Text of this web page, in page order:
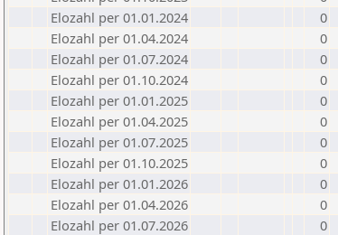
Elozahl per 01.01.2024
0
Elozahl per 01.04.2024
0
Elozahl per 01.07.2024
0
Elozahl per 01.10.2024
0
Elozahl per 01.01.2025
0
Elozahl per 01.04.2025
0
Elozahl per 01.07.2025
0
Elozahl per 01.10.2025
0
Elozahl per 01.01.2026
0
Elozahl per 01.04.2026
0
Elozahl per 01.07.2026
0